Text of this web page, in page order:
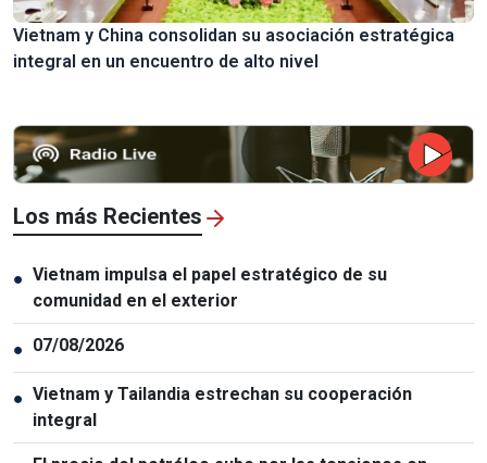
Vietnam y China consolidan su asociación estratégica
integral en un encuentro de alto nivel
Los más Recientes
● Vietnam impulsa el papel estratégico de su
comunidad en el exterior
● 07/08/2026
● Vietnam y Tailandia estrechan su cooperación
integral